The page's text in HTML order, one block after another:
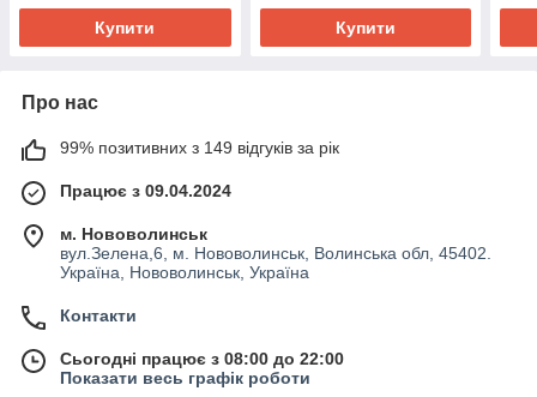
Купити Купити
Про нас
99% позитивних з 149 відгуків за рік
Працює з 09.04.2024
м. Нововолинськ
вул.Зелена,6, м. Нововолинськ, Волинська обл, 45402.
Україна, Нововолинськ, Україна
Контакти
Сьогодні працює з 08:00 до 22:00
Показати весь графік роботи